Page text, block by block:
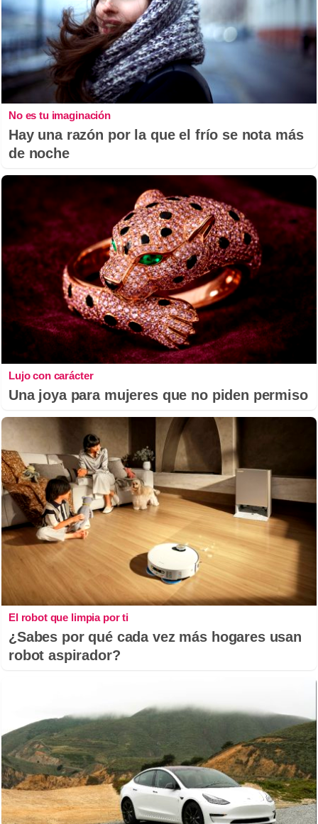
No es tu imaginación
Hay una razón por la que el frío se nota más
de noche
Lujo con carácter
Una joya para mujeres que no piden permiso
El robot que limpia por ti
¿Sabes por qué cada vez más hogares usan
robot aspirador?